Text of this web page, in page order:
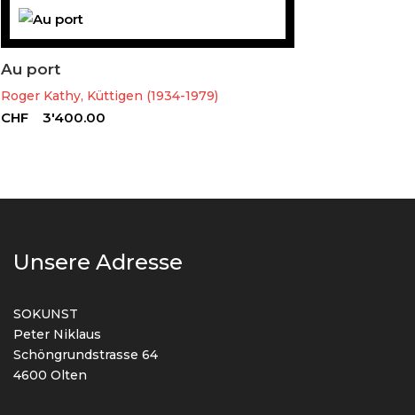
Au port
Roger Kathy, Küttigen (1934-1979)
CHF 3'400.00
Unsere Adresse
SOKUNST
Peter Niklaus
Schöngrundstrasse 64
4600 Olten